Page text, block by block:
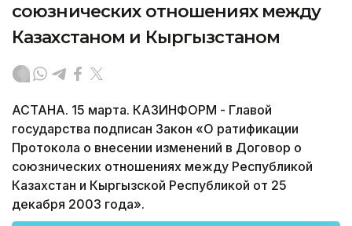
союзнических отношениях между
Казахстаном и Кыргызстаном
АСТАНА. 15 марта. КАЗИНФОРМ - Главой
государства подписан Закон «О ратификации
Протокола о внесении изменений в Договор о
союзнических отношениях между Республикой
Казахстан и Кыргызской Республикой от 25
декабря 2003 года».